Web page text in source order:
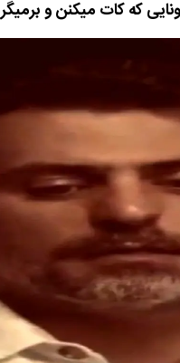
که کات میکنن و